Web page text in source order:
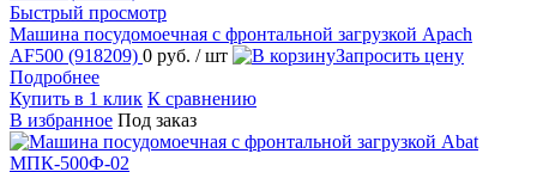
Быстрый просмотр
Машина посудомоечная с фронтальной загрузкой Apach
AF500 (918209) 0 руб. / шт
Запросить цену
Подробнее
Купить в 1 клик К сравнению
В избранное Под заказ